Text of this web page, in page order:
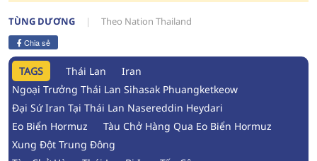
TÙNG DƯƠNG Theo Nation Thailand
Chia sẻ
TAGS Thái Lan
Iran
Ngoại Trưởng Thái Lan Sihasak Phuangketkeow
Đại Sứ Iran Tại Thái Lan Nasereddin Heydari
Eo Biển Hormuz
Tàu Chở Hàng Qua Eo Biển Hormuz
Xung Đột Trung Đông